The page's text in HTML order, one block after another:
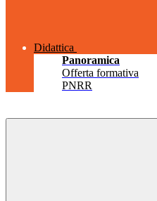
Didattica
Panoramica
Offerta formativa
PNRR